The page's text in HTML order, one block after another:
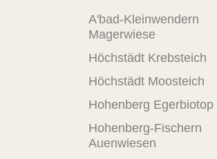
A'bad-Kleinwendern
Magerwiese
Höchstädt Krebsteich
Höchstädt Moosteich
Hohenberg Egerbiotop
Hohenberg-Fischern
Auenwiesen